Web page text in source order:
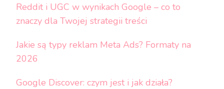
Reddit i UGC w wynikach Google – co to
znaczy dla Twojej strategii treści
Jakie są typy reklam Meta Ads? Formaty na
2026
Google Discover: czym jest i jak działa?